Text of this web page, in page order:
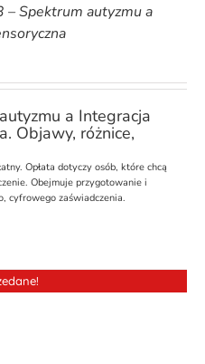
– Spektrum autyzmu a
a Integracja
Objawy, różnice,
Opłata dotyczy osób, które chcą
Obejmuje przygotowanie i
cyfrowego zaświadczenia.